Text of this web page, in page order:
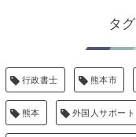
タグ
行政書士 熊本市
熊本 外国人サポート